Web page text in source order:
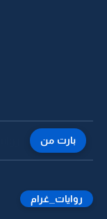
بارت من
روايات_غرام